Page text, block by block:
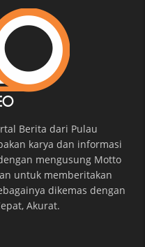
Berita dari Pulau
karya dan informasi
mengusung Motto
untuk memberitakan
dikemas dengan
Akurat.